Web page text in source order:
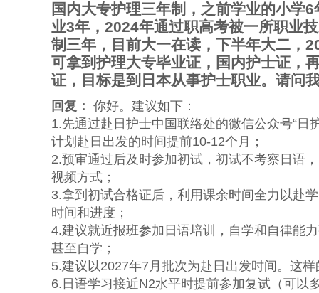
国内大专护理三年制，之前学业的小学
业3年，2024年通过职高考被一所职业
制三年，目前大一在读，下半年大二，
可拿到护理大专毕业证，国内护士证，
证，目标是到日本从事护士职业。请问
回复： 你好。建议如下：
1.先通过赴日护士中国联络处的微信公众号“日
计划赴日出发的时间提前10-12个月；
2.预审通过后及时参加初试，初试不考察日语
视频方式；
3.拿到初试合格证后，利用课余时间全力以赴
时间和进度；
4.建议就近报班参加日语培训，自学和自律能
甚至自学；
5.建议以2027年7月批次为赴日出发时间。这
6.日语学习接近N2水平时提前参加复试（可以